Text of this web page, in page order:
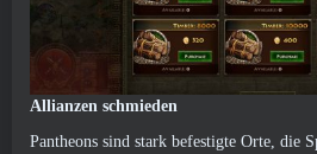
Allianzen schmieden
Pantheons sind stark befestigte Orte, die